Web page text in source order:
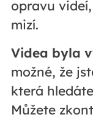
opravu
mizí.
Videa byla
možné, že
která
Můžete